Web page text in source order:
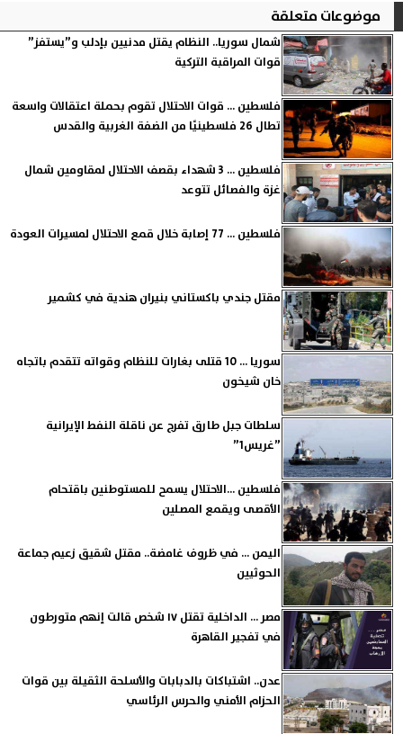
موضوعات متعلقة
شمال سوريا.. النظام يقتل مدنيين بإدلب و”يستفز”
قوات المراقبة التركية
فلسطين ... قوات الاحتلال تقوم بحملة اعتقالات واسعة
تطال 26 فلسطينيًا من الضفة الغربية والقدس
فلسطين ... 3 شهداء بقصف الاحتلال لمقاومين شمال
غزة والفصائل تتوعد
فلسطين ... 77 إصابة خلال قمع الاحتلال لمسيرات العودة
مقتل جندي باكستاني بنيران هندية في كشمير
سوريا ... 10 قتلى بغارات للنظام وقواته تتقدم باتجاه
خان شيخون
سلطات جبل طارق تفرج عن ناقلة النفط الإيرانية
”غريس1”
فلسطين ...الاحتلال يسمح للمستوطنين باقتحام
الأقصى ويقمع المصلين
اليمن ... في ظروف غامضة.. مقتل شقيق زعيم جماعة
الحوثيين
مصر ... الداخلية تقتل ١٧ شخص قالت إنهم متورطون
في تفجير القاهرة
عدن.. اشتباكات بالدبابات والأسلحة الثقيلة بين قوات
الحزام الأمني والحرس الرئاسي